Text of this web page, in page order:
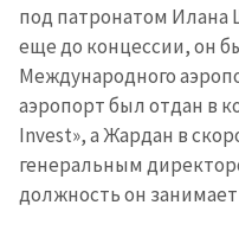
под патронатом Илана
еще до концессии, он
Международного
аэропорт был отдан в
Invest», а Жардан в
генеральным
должность он